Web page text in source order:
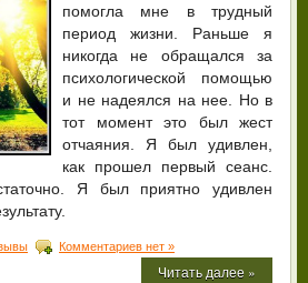
помогла мне в трудный
период жизни. Раньше я
никогда не обращался за
психологической помощью
и не надеялся на нее. Но в
тот момент это был жест
отчаяния. Я был удивлен,
как прошел первый сеанс.
Я был приятно удивлен
Комментариев нет »
Читать далее »